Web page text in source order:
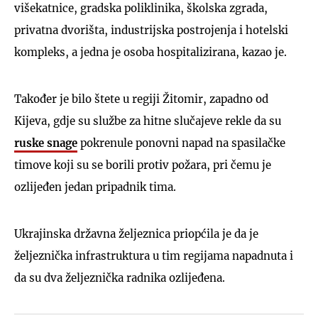
višekatnice, gradska poliklinika, školska zgrada,
privatna dvorišta, industrijska postrojenja i hotelski
kompleks, a jedna je osoba hospitalizirana, kazao je.
Također je bilo štete u regiji Žitomir, zapadno od
Kijeva, gdje su službe za hitne slučajeve rekle da su
ruske snage pokrenule ponovni napad na spasilačke
timove koji su se borili protiv požara, pri čemu je
ozlijeđen jedan pripadnik tima.
Ukrajinska državna željeznica priopćila je da je
željeznička infrastruktura u tim regijama napadnuta i
da su dva željeznička radnika ozlijeđena.